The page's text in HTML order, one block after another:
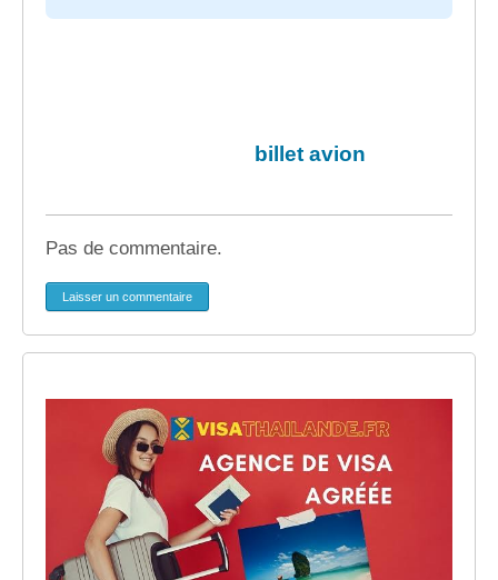
billet avion
Pas de commentaire.
Laisser un commentaire